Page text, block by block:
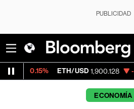
PUBLICIDAD
ETH/USD 1,900.128 -0.30%
ECONOMÍA